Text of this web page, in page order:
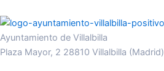
Ayuntamiento de Villalbilla
Plaza Mayor, 2 28810 Villalbilla (Madrid)